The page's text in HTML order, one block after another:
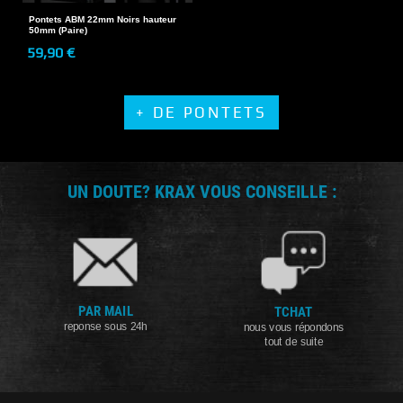
Pontets ABM 22mm Noirs hauteur
50mm (Paire)
59,90 €
+ DE PONTETS
UN DOUTE? KRAX VOUS CONSEILLE :
PAR MAIL
reponse sous 24h
TCHAT
nous vous répondons
tout de suite